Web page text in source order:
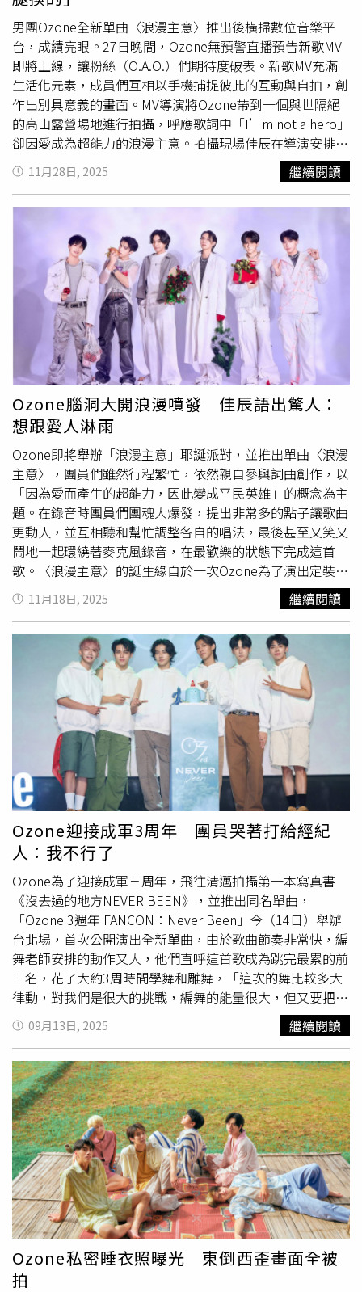
Ozone的6位成員突然驚喜出現在後方觀眾席，演唱
〈Purple Days〉，瞬間引爆全場粉絲情緒。當Ozone回到
舞台，粉絲依然興奮尖叫連連，Ozone再次表達對粉絲的感
謝後，他們無預警公布除了確定免役的文廷，其他5位成員
即將從明年一月起，會陸續入伍服兵役，「時間有長有短，
有人會很快就入伍，有人可能要等一陣子。雖然目前還沒有
確定的日期，但大概從明年一月開始，我們就會各自出發，
去完成該盡的責任。」
男團Ozone全新單曲〈浪漫主意〉推出後橫掃數位音樂平
台，成績亮眼。27日晚間，Ozone無預警直播預告新歌MV
即將上線，讓粉絲（O.A.O.）們期待度破表。新歌MV充滿
生活化元素，成員們互相以手機捕捉彼此的互動與自拍，創
作出別具意義的畫面。MV導演將Ozone帶到一個與世隔絕
的高山露營場地進行拍攝，呼應歌詞中「I’m not a hero」
卻因愛成為超能力的浪漫主意。拍攝現場佳辰在導演安排下
駕馭露營車，緊張地說：「好像在開越野車！」而負責紀錄
拍攝的 文廷 也相當緊繃，直到導演稱讚兩人表現完美，佳
辰才打趣表示：「證明我的駕照不是雞腿換的！」佳辰（後
排左起）、
（圖／索尼音樂提供）成員們還被賦予任務，將露營場佈置
成充滿耶誕氣氛的場景。常露營的哲言和煥鈞 興奮地表示要
約家人再來；文廷則喜歡露營時夜裡聽歌看星星的浪漫。愛
烤肉的 佳辰 甚至自稱是「烤肉流派」研究家。最爆笑的
是，祖安分享曾因帳篷沒關好而遭滿滿蚊蟲「突襲」的狼狽
經驗。此外，Ozone與粉絲相聚的 2025 Ozone《浪漫主
意》耶誕派對，門票將於11月30日中午12點正式開賣。成
員們表示，與O.A.O.一起過耶誕節就是他們的浪漫主意，希
望能一起度過美好、充滿能量的年末。
11月28日, 2025 繼續閱讀
Ozone腦洞大開浪漫噴發 佳辰語出驚人：
想跟愛人淋雨
Ozone即將舉辦「浪漫主意」耶誕派對，並推出單曲〈浪漫
主意〉，團員們雖然行程繁忙，依然親自參與詞曲創作，以
「因為愛而產生的超能力，因此變成平民英雄」的概念為主
題。在錄音時團員們團魂大爆發，提出非常多的點子讓歌曲
更動人，並互相聽和幫忙調整各自的唱法，最後甚至又笑又
鬧地一起環繞著麥克風錄音，在最歡樂的狀態下完成這首
歌。〈浪漫主意〉的誕生緣自於一次Ozone為了演出定裝後
的聊天，突然開啟「如果我有超能力，會想要什麼能力」的
話題，團員們開始腦洞大開、比手畫腳展現自己的超能力，
聊到最後，他們表示：「其實這世界上最奇蹟的就是『愛的
能力』，無論是什麼形式的愛，只要充滿想像力與行動力，
就會變成最棒的超能力！」因此這首歌詞是Ozone共同以
「超能力」為主題發想創作，想像自己不是超人但是想當最
愛的人的英雄，他們說：「即使用看起來有點蠢、有點傻的
方式，就只是想守護對方的好！」Ozone各自分享認為最浪
漫的事情。（圖／索尼音樂提供）在創作過程中，Ozone聊
起自己的「浪漫主意」，祖安、子翔和煥鈞 異口同聲表示能
夠陪伴彼此，不管做什麼都是最浪漫的事；文廷則覺得浪漫
是把對方喜歡的事物放在心上，再帶給對方小驚喜；哲言則
認為浪漫是要跳脫現實框架的夢幻世界，而佳辰語出驚人
說：「想跟喜歡的人一起淋一場暴雨！覺得在大雨底下的人
是沒有包袱、自由的，所以想跟心愛的人一起感受這份自由
跟衝動！」為了〈浪漫主意〉的錄音，Ozone提出了各種點
子，想將各種怪聲音加入歌曲裡，有低吼的、喃喃自語的、
開心的、歡笑的，希望大家聽歌時能聽到各種聲音的彩蛋。
最後製作人安排大家圍著麥克風一起錄音，他們興奮說：
「這樣錄音，有一起團聚過耶誕節的感覺。」但因為時不時
都會有人放槍，尤其是文廷連放三次，讓6人笑到東倒西
歪，甚至最後佳辰只能閉著眼睛唱，他忍不住笑說：「我只
要看到別人的臉就會很想笑！」
11月18日, 2025 繼續閱讀
Ozone迎接成軍3周年 團員哭著打給經紀
人：我不行了
Ozone為了迎接成軍三周年，飛往清邁拍攝第一本寫真書
《沒去過的地方NEVER BEEN》，並推出同名單曲，
「Ozone 3週年 FANCON：Never Been」今（14日）舉辦
台北場，首次公開演出全新單曲，由於歌曲節奏非常快，編
舞老師安排的動作又大，他們直呼這首歌成為跳完最累的前
三名，花了大約3周時間學舞和雕舞，「這次的舞比較多大
律動，對我們是很大的挑戰，編舞的能量很大，但又要把歌
的情感唱出，常一不小心就會失控，所以花了很多時間練
習。」成員們都在三年間快速成長，
笑說：「我比較願
意放過自己了，不會讓自己在一些沒辦法解決的事情上執著
太久。」子翔則難忘小巨蛋演唱會上的特技演出，「那時一
度哭著打給經紀人說我覺得我不行，但還是硬著頭皮做完，
回想起來覺得自己比想像中勇敢！」經過磨合團員們的感情
越來越好。（圖／索尼音樂提供）經過三年的磨合，成員間
彼此的感情也愈來愈緊密，這次去清邁拍攝寫真書，不僅沒
有吵架，還天天促膝長聊，祖安說：「很喜歡大家一起聊天
的時間，不管是聊日常還是聊未來的想像，又或者是一些心
裡話，每次談話都印象深刻。」佳辰也表示：「有時候練舞
練到太累，大家乾脆一起躺在地板上聊天，結果聊一聊就有
人眼眶紅了，因為壓力很大。雖然很累，但想到粉絲們那麼
支持我們，就覺得一切努力有了意義。」
09月13日, 2025 繼續閱讀
Ozone私密睡衣照曝光 東倒西歪畫面全被
拍